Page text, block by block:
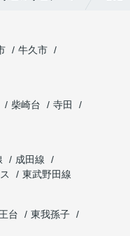
牛久市
柴崎台
寺田
成田線
東武野田線
台
東我孫子